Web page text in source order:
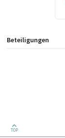
Beteiligungen
TOP